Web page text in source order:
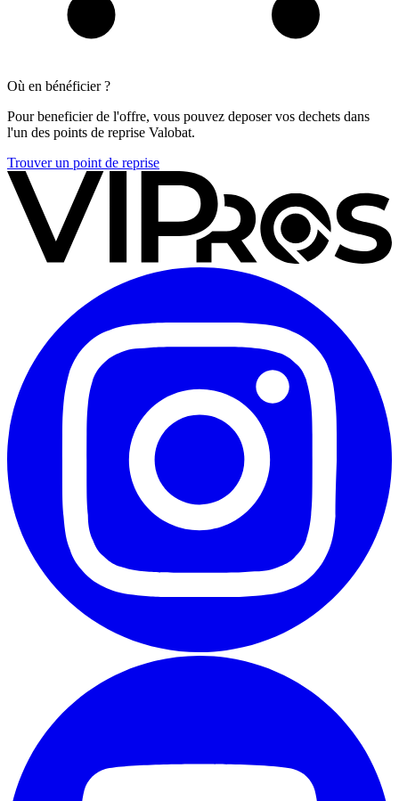
Où en bénéficier ?
Pour beneficier de l'offre, vous pouvez deposer vos dechets dans
l'un des points de reprise Valobat.
Trouver un point de reprise